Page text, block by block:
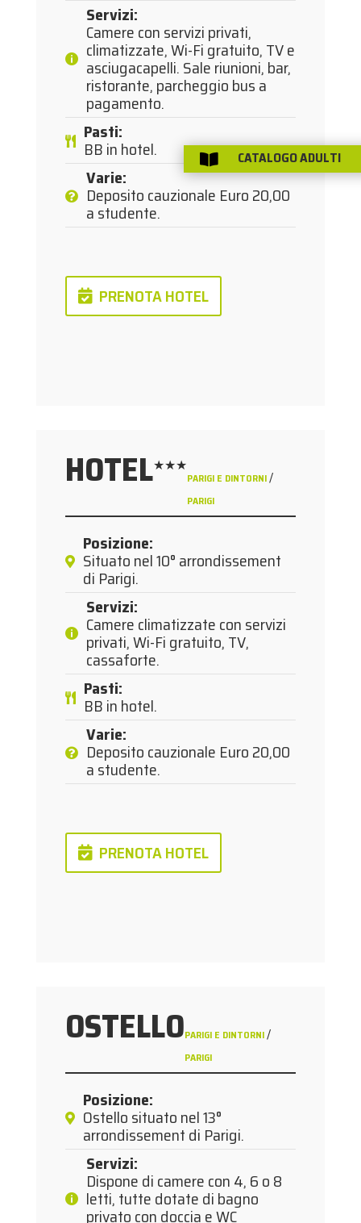
Servizi:
Camere con servizi privati,
climatizzate, Wi-Fi gratuito, TV e
asciugacapelli. Sale riunioni, bar,
ristorante, parcheggio bus a
pagamento.
Pasti:
BB in hotel.
Varie:
Deposito cauzionale Euro 20,00
a studente.
PRENOTA HOTEL
HOTEL★★★
PARIGI E DINTORNI/
PARIGI
Posizione:
Situato nel 10° arrondissement
di Parigi.
Servizi:
Camere climatizzate con servizi
privati, Wi-Fi gratuito, TV,
cassaforte.
Pasti:
BB in hotel.
Varie:
Deposito cauzionale Euro 20,00
a studente.
PRENOTA HOTEL
OSTELLOPARIGI E DINTORNI/
PARIGI
Posizione:
Ostello situato nel 13°
arrondissement di Parigi.
Servizi:
Dispone di camere con 4, 6 o 8
letti, tutte dotate di bagno
privato con doccia e WC
 CATALOGO ADULTI